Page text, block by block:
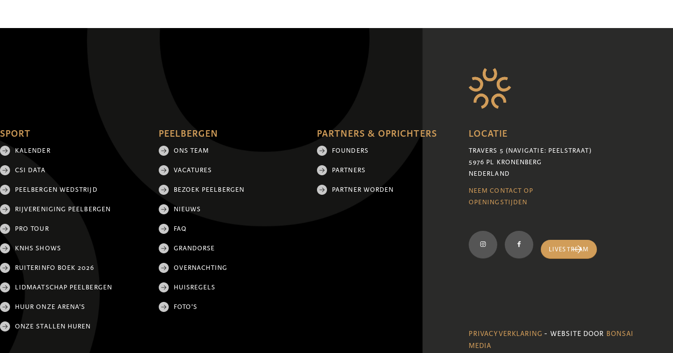
SPORT
KALENDER
CSI DATA
PEELBERGEN WEDSTRIJD
RIJVERENIGING PEELBERGEN
PRO TOUR
KNHS SHOWS
RUITERINFO BOEK 2026
LIDMAATSCHAP PEELBERGEN
HUUR ONZE ARENA'S
ONZE STALLEN HUREN
PEELBERGEN
ONS TEAM
VACATURES
BEZOEK PEELBERGEN
NIEUWS
FAQ
GRANDORSE
OVERNACHTING
HUISREGELS
FOTO'S
PARTNERS & OPRICHTERS
FOUNDERS
PARTNERS
PARTNER WORDEN
LOCATIE
TRAVERS 5 (NAVIGATIE: PEELSTRAAT)
5976 PL KRONENBERG
NEDERLAND
NEEM CONTACT OP
OPENINGSTIJDEN
LIVESTREAM
PRIVACYVERKLARING - WEBSITE DOOR BONSAI
MEDIA